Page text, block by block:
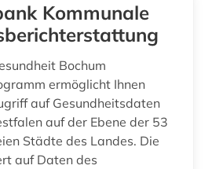
Kommunale
Bochum
ermöglicht Ihnen
auf Gesundheitsdaten
auf der Ebene der 53
Städte des Landes. Die
auf Daten des